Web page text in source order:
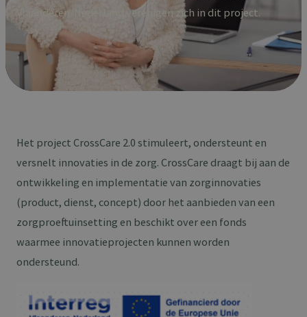
Vlaanderen-Nederland verenigen zich in dit project.
Het project CrossCare 2.0 stimuleert, ondersteunt en
versnelt innovaties in de zorg. CrossCare draagt bij aan de
ontwikkeling en implementatie van zorginnovaties
(product, dienst, concept) door het aanbieden van een
zorgproeftuinsetting en beschikt over een fonds
waarmee innovatieprojecten kunnen worden
ondersteund.